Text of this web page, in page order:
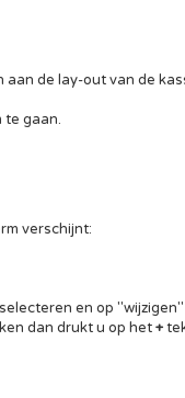
de lay-out van de
te gaan.
verschijnt:
en op
dan drukt u op het+